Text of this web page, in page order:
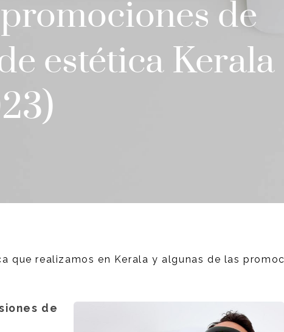
de
estética Kerala
que realizamos en Kerala y algunas de las
de